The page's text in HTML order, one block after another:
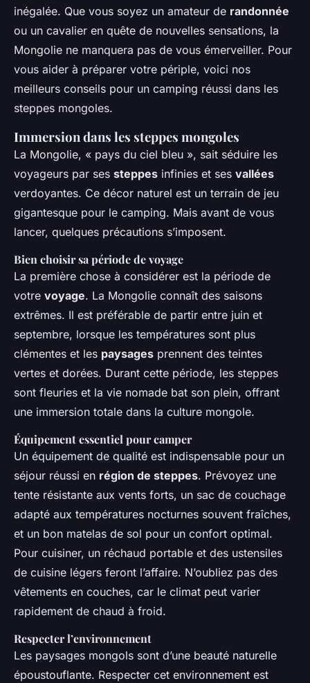
inégalée. Que vous soyez un amateur de randonnée
ou un cavalier en quête de nouvelles sensations, la
Mongolie ne manquera pas de vous émerveiller. Pour
vous aider à préparer votre périple, voici nos
meilleurs conseils pour un camping réussi dans les
steppes mongoles.
Immersion dans les steppes mongoles
La Mongolie, « pays du ciel bleu », sait séduire les
voyageurs par ses steppes infinies et ses vallées
verdoyantes. Ce décor naturel est un terrain de jeu
gigantesque pour le camping. Mais avant de vous
lancer, quelques précautions s’imposent.
Bien choisir sa période de voyage
La première chose à considérer est la période de
votre voyage. La Mongolie connaît des saisons
extrêmes. Il est préférable de partir entre juin et
septembre, lorsque les températures sont plus
clémentes et les paysages prennent des teintes
vertes et dorées. Durant cette période, les steppes
sont fleuries et la vie nomade bat son plein, offrant
une immersion totale dans la culture mongole.
Équipement essentiel pour camper
Un équipement de qualité est indispensable pour un
séjour réussi en région de steppes. Prévoyez une
tente résistante aux vents forts, un sac de couchage
adapté aux températures nocturnes souvent fraîches,
et un bon matelas de sol pour un confort optimal.
Pour cuisiner, un réchaud portable et des ustensiles
de cuisine légers feront l’affaire. N’oubliez pas des
vêtements en couches, car le climat peut varier
rapidement de chaud à froid.
Respecter l’environnement
Les paysages mongols sont d’une beauté naturelle
époustouflante. Respecter cet environnement est